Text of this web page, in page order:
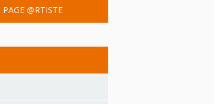
PAGE @RTISTE